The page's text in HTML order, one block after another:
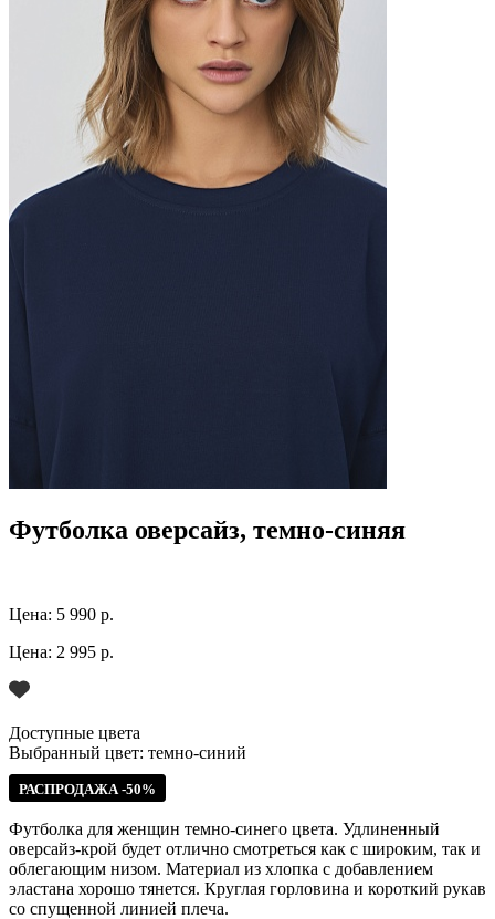
Футболка оверсайз, темно-синяя
Цена: 5 990 р.
Цена: 2 995 р.
Доступные цвета
Выбранный цвет: темно-синий
РАСПРОДАЖА -50%
Футболка для женщин темно-синего цвета. Удлиненный
оверсайз-крой будет отлично смотреться как с широким, так и
облегающим низом. Материал из хлопка с добавлением
эластана хорошо тянется. Круглая горловина и короткий рукав
со спущенной линией плеча.